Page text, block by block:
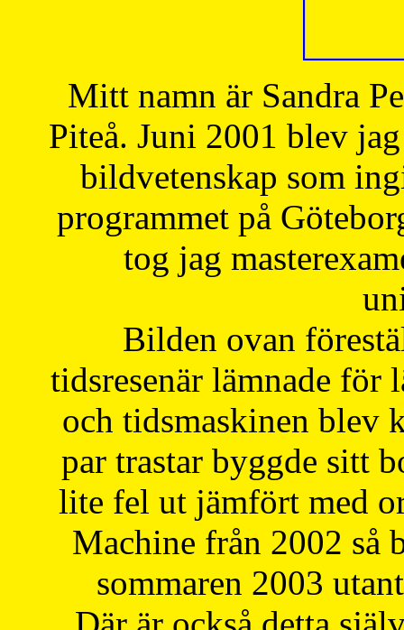
Mitt namn är Sandra
Piteå. Juni 2001 blev
bildvetenskap som
programmet på
tog jag
Bilden ovan
tidsresenär lämnade för
och tidsmaskinen blev
par trastar byggde sitt
lite fel ut jämfört med
Machine från 2002 så
sommaren 2003